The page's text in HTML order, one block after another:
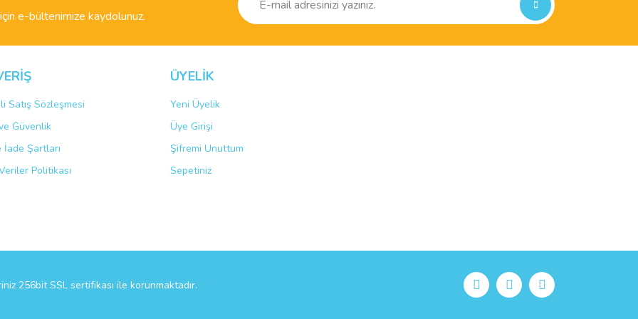
e-bültenimize kaydolunuz.
Satış Sözleşmesi
Güvenlik
Şartları
Politikası
ÜYELİK
Yeni Üyelik
Üye Girişi
Şifremi Unuttum
Sepetiniz
256bit SSL sertifikası ile korunmaktadır.